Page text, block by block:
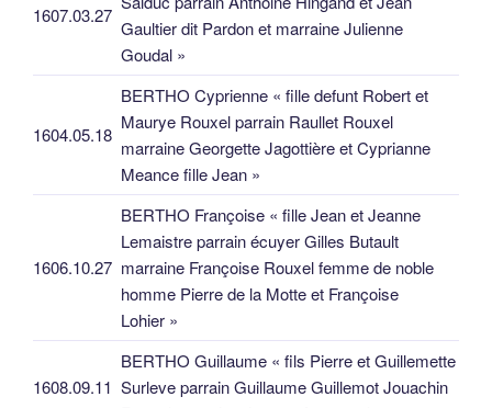
1607.03.27
Gaultier dit Pardon et marraine Julienne
Goudal »
1604.05.18
BERTHO Cyprienne « fille defunt Robert et
Maurye Rouxel parrain Raullet Rouxel
marraine Georgette Jagottière et Cyprianne
Meance fille Jean »
1606.10.27
BERTHO Françoise « fille Jean et Jeanne
Lemaistre parrain écuyer Gilles Butault
marraine Françoise Rouxel femme de noble
homme Pierre de la Motte et Françoise
Lohier »
1608.09.11
BERTHO Guillaume « fils Pierre et Guillemette
Surleve parrain Guillaume Guillemot Jouachin